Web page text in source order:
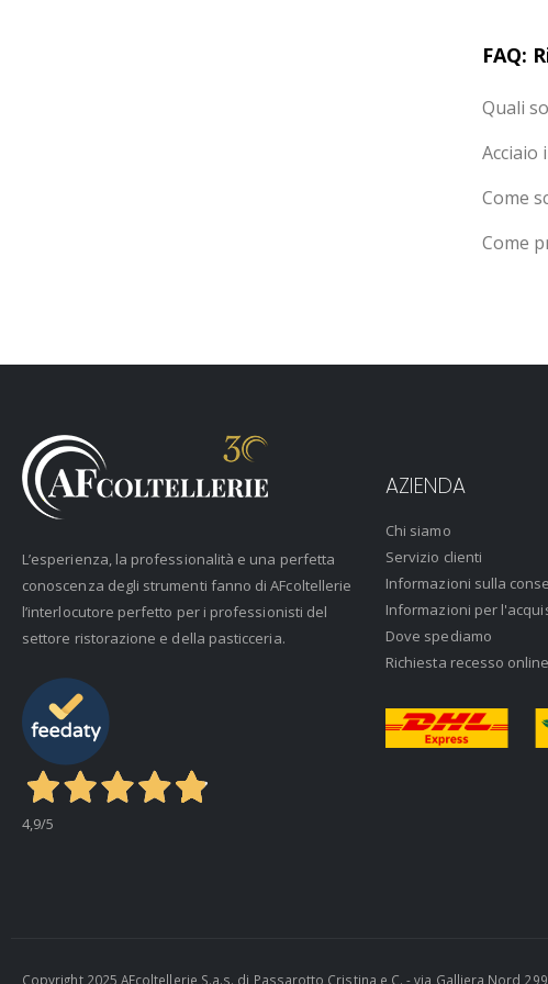
FAQ:
Quali
Acciaio
Come
Come
L’esperienza, la professionalità e una perfetta
conoscenza degli strumenti fanno di AFcoltellerie
l’interlocutore perfetto per i professionisti del
settore ristorazione e della pasticceria.
4,9/5
AZIENDA
Chi siamo
Servizio clienti
Informazioni sulla
Informazioni per
Dove spediamo
Richiesta recesso online
Copyright 2025 AFcoltellerie S.a.s. di Passarotto Cristina e C. - via Galliera Nord